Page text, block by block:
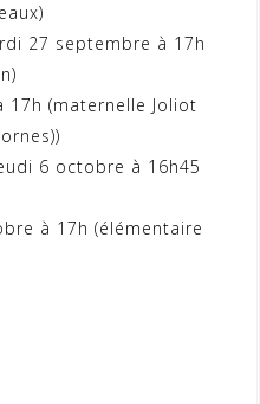
27 septembre à 17h
(maternelle Joliot
6 octobre à 16h45
à 17h (élémentaire